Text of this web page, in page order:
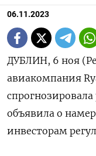
06.11.2023
ДУБЛИН, 6 ноя
авиакомпания
объявила о
инвесторам